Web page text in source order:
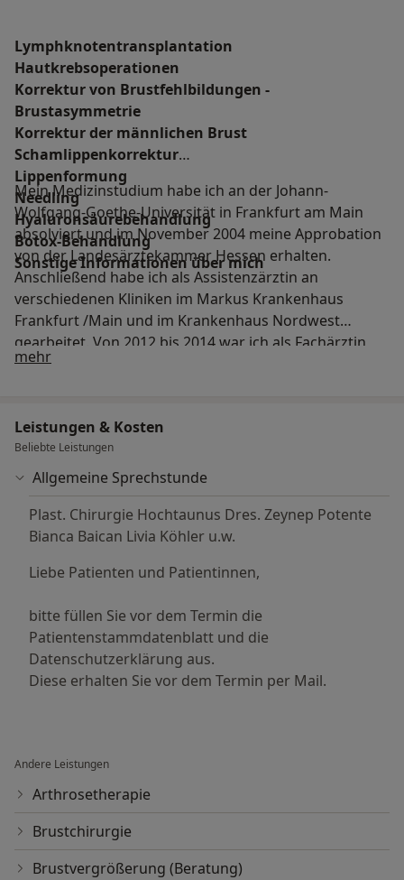
Lymphknotentransplantation
Hautkrebsoperationen
Korrektur von Brustfehlbildungen -
Brustasymmetrie
Korrektur der männlichen Brust
Schamlippenkorrektur
Lippenformung
Needling
Hyaluronsäurebehandlung
Botox-Behandlung
Sonstige Informationen über mich
Mein Medizinstudium habe ich an der Johann-
Wolfgang-Goethe-Universität in Frankfurt am Main
absolviert und im November 2004 meine Approbation
von der Landesärztekammer Hessen erhalten.
Anschließend habe ich als Assistenzärztin an
verschiedenen Kliniken im Markus Krankenhaus
Frankfurt /Main und im Krankenhaus Nordwest
gearbeitet. Von 2012 bis 2014 war ich als Fachärztin
und Oberärztin der Klinik für Plastische Chirurgie
in eigener Praxis niedergelassen habe. Ich nehme
regelmäßig an nationalen und internationalen
Kongressen teil und halte dort auch selbst Vorträge.
Außerdem habe ich an zahlreichen Hilfseinsätzen für
Interplast Germany e.V. mitgewirkt einer
gemeinnützigen Organisation die unentgeltlich
Entwicklungsländern anbietet.
mehrÜber mich
Leistungen & Kosten
Beliebte Leistungen
Allgemeine Sprechstunde
Plast. Chirurgie Hochtaunus Dres. Zeynep Potente
Bianca Baican Livia Köhler u.w.
Liebe Patienten und Patientinnen,
bitte füllen Sie vor dem Termin die
Patientenstammdatenblatt und die
Datenschutzerklärung aus.
Diese erhalten Sie vor dem Termin per Mail.
Andere Leistungen
Arthrosetherapie
Brustchirurgie
Brustvergrößerung (Beratung)